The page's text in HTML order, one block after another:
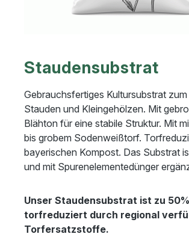
Staudensubstrat
Gebrauchsfertiges Kultursubstrat
Stauden und Kleingehölzen. Mit
Blähton für eine stabile Struktur. Mit
bis grobem Sodenweißtorf.
bayerischen Kompost. Das Substrat
und mit Spurenelementedünger
Unser Staudensubstrat ist zu 50%
torfreduziert durch regional
Torfersatzstoffe.